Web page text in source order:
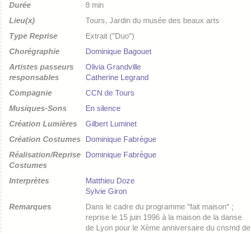
Durée
8 min
Lieu(x)
Tours, Jardin du musée des beaux arts
Type Reprise
Extrait ("Duo")
Chorégraphie
Dominique Bagouet
Artistes passeurs
responsables
Olivia Grandville
Catherine Legrand
Compagnie
CCN de Tours
Musiques-Sons
En silence
Création Lumières
Gilbert Luminet
Création Costumes
Dominique Fabrègue
Réalisation/Reprise
Costumes
Dominique Fabrègue
Interprètes
Matthieu Doze
Sylvie Giron
Remarques
Dans le cadre du programme "fait maison" ;
reprise le 15 juin 1996 à la maison de la danse
de Lyon pour le Xème anniversaire du cnsmd de